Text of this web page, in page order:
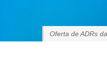
Oferta de ADRs